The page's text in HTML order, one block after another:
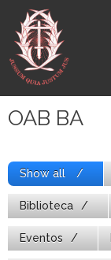
para
conteúdo
OAB BA
Show all
Biblioteca
Eventos